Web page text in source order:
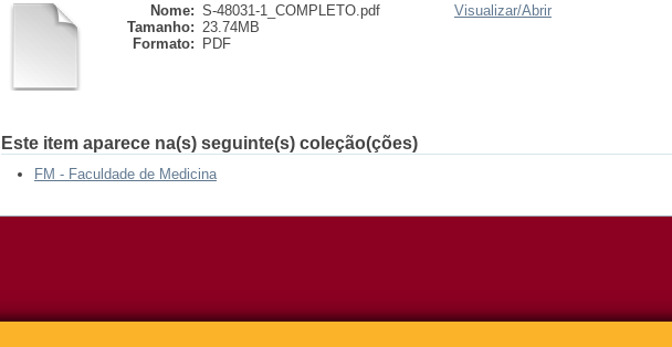
Nome: S-48031-1_COMPLETO.pdf
Tamanho: 23.74MB
Formato:
PDF
Visualizar/Abrir
Este item aparece na(s) seguinte(s) coleção(ções)
FM - Faculdade de Medicina